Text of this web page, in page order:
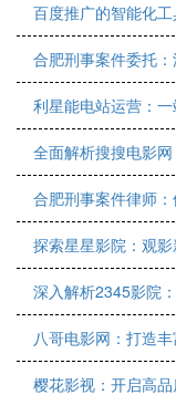
百度推广的智能化
合肥刑事案件委托
利星能电站运营：
全面解析搜搜电影
合肥刑事案件律师
探索星星影院：观
深入解析2345影院
八哥电影网：打造
樱花影视：开启高